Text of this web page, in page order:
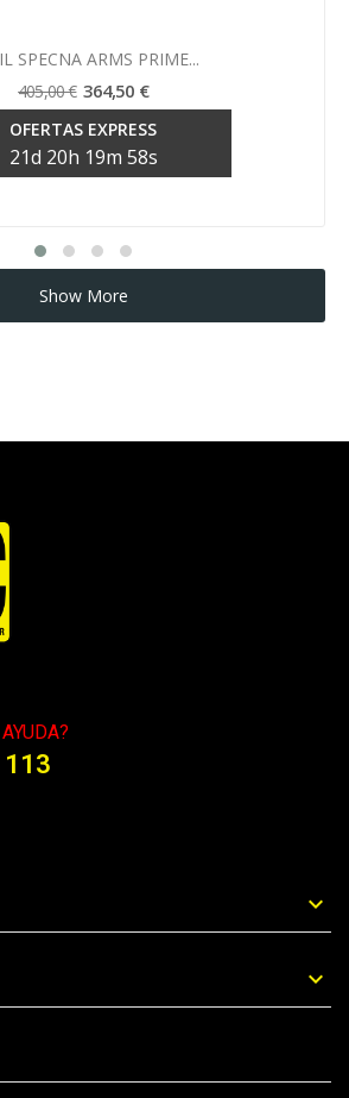
Vista rápida
SPECNA ARMS PRIME...
405,00 € 364,50 €
OFERTAS EXPRESS
21d 20h 19m 57s
Show More

